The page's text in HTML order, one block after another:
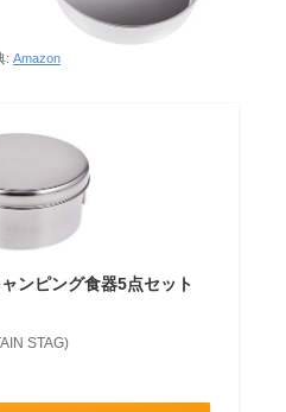
: Amazon
ンピング食器5点セット
STAG)